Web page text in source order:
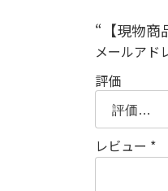
“【現物商
メールアド
評価
レビュー *